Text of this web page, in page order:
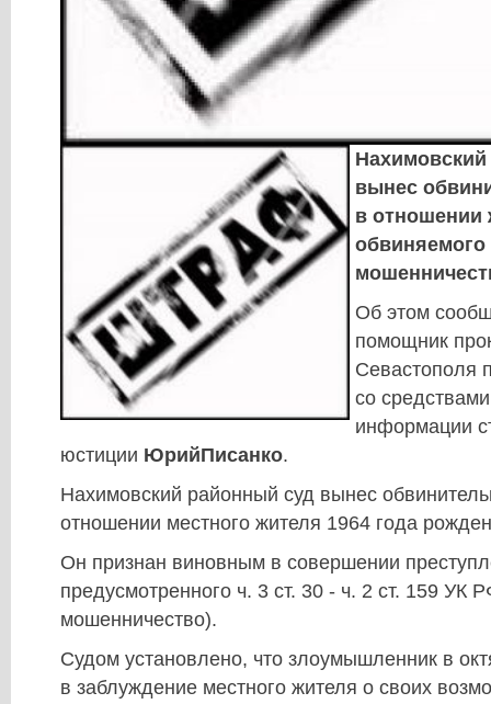
вынес
в отношении
Об этом
помощник
Севастополя
со
информации
юстиции ЮрийПисанко.
Нахимовский районный суд вынес
отношении местного жителя 1964 года
Он признан виновным в совершении
предусмотренного ч. 3 ст. 30 - ч. 2 ст. 159 УК
мошенничество).
Судом установлено, что злоумышленник в
в заблуждение местного жителя о своих